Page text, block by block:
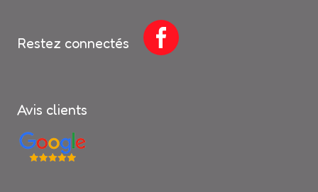
Restez connectés
Avis clients